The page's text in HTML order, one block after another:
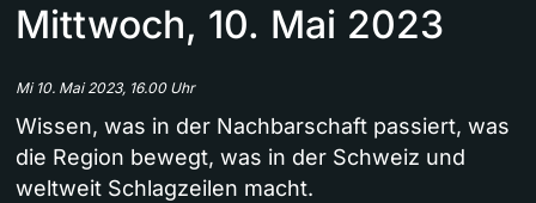
Mittwoch, 10. Mai 2023
Mi 10. Mai 2023, 16.00 Uhr
Wissen, was in der Nachbarschaft passiert, was
die Region bewegt, was in der Schweiz und
weltweit Schlagzeilen macht.